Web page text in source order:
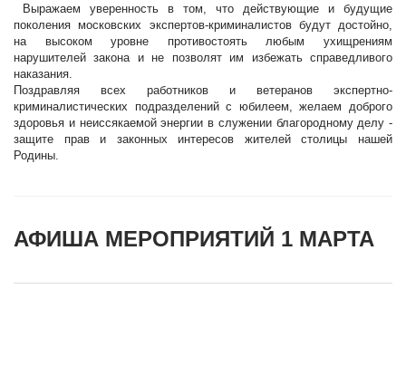
Выражаем уверенность в том, что действующие и будущие
поколения московских экспертов-криминалистов будут достойно,
на высоком уровне противостоять любым ухищрениям
нарушителей закона и не позволят им избежать справедливого
наказания.
Поздравляя всех работников и ветеранов экспертно-
криминалистических подразделений с юбилеем, желаем доброго
здоровья и неиссякаемой энергии в служении благородному делу -
защите прав и законных интересов жителей столицы нашей
Родины.
АФИША МЕРОПРИЯТИЙ 1 МАРТА